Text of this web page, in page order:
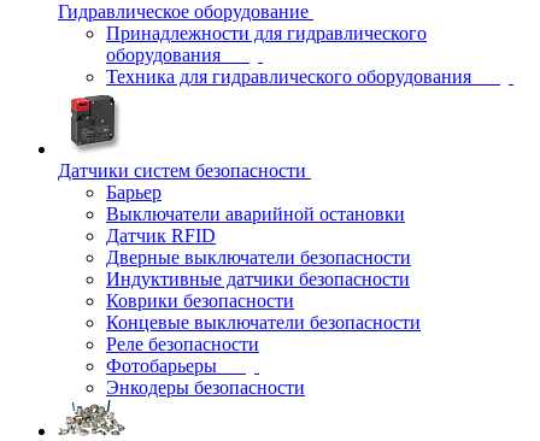
Гидравлическое оборудование
Принадлежности для гидравлического
оборудования
Техника для гидравлического оборудования
Датчики систем безопасности
Барьер
Выключатели аварийной остановки
Датчик RFID
Дверные выключатели безопасности
Индуктивные датчики безопасности
Коврики безопасности
Концевые выключатели безопасности
Реле безопасности
Фотобарьеры
Энкодеры безопасности